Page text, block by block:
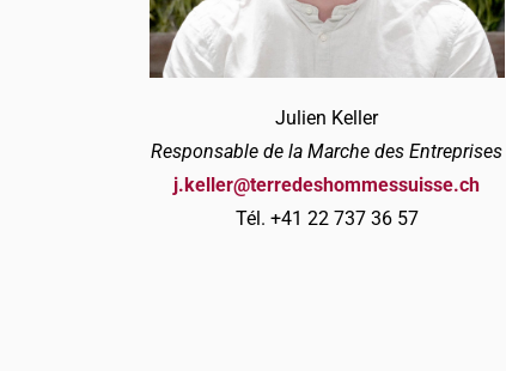
Julien Keller
Responsable de la Marche des Entreprises
j.keller@terredeshommessuisse.ch
Tél. +41 22 737 36 57